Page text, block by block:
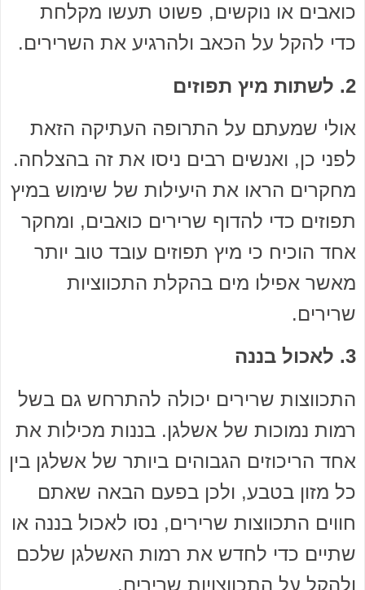
כואבים או נוקשים, פשוט תעשו מקלחת
כדי להקל על הכאב ולהרגיע את השרירים.
2. לשתות מיץ תפוזים
אולי שמעתם על התרופה העתיקה הזאת
לפני כן, ואנשים רבים ניסו את זה בהצלחה.
מחקרים הראו את היעילות של שימוש במיץ
תפוזים כדי להדוף שרירים כואבים, ומחקר
אחד הוכיח כי מיץ תפוזים עובד טוב יותר
מאשר אפילו מים בהקלת התכווציות
שרירים.
3. לאכול בננה
התכווצות שרירים יכולה להתרחש גם בשל
רמות נמוכות של אשלגן. בננות מכילות את
אחד הריכוזים הגבוהים ביותר של אשלגן בין
כל מזון בטבע, ולכן בפעם הבאה שאתם
חווים התכווצות שרירים, נסו לאכול בננה או
שתיים כדי לחדש את רמות האשלגן שלכם
ולהקל על התכווצויות שרירים.